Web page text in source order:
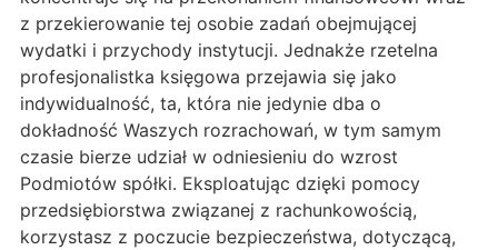
z przekierowanie tej osobie zadań obejmującej
wydatki i przychody instytucji. Jednakże rzetelna
profesjonalistka księgowa przejawia się jako
indywidualność, ta, która nie jedynie dba o
dokładność Waszych rozrachowań, w tym samym
czasie bierze udział w odniesieniu do wzrost
Podmiotów spółki. Eksploatując dzięki pomocy
przedsiębiorstwa związanej z rachunkowością,
korzystasz z poczucie bezpieczeństwa, dotyczącą,